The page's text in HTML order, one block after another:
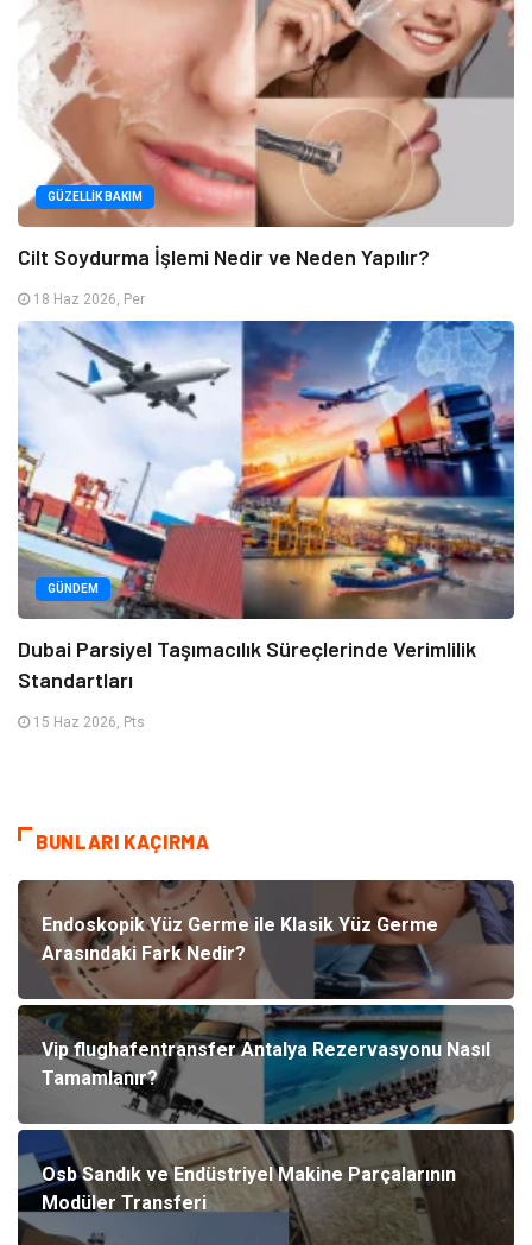
GÜZELLIK BAKIM
Cilt Soydurma İşlemi Nedir ve Neden Yapılır?
18 Haz 2026, Per
GÜNDEM
Dubai Parsiyel Taşımacılık Süreçlerinde Verimlilik
Standartları
15 Haz 2026, Pts
BUNLARI KAÇIRMA
Endoskopik Yüz Germe ile Klasik Yüz Germe
Arasındaki Fark Nedir?
Vip flughafentransfer Antalya Rezervasyonu Nasıl
Tamamlanır?
Osb Sandık ve Endüstriyel Makine Parçalarının
Modüler Transferi